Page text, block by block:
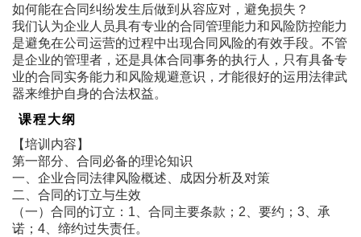
如何能在合同纠纷发生后做到从容应对，避免损失？
我们认为企业人员具有专业的合同管理能力和风险防控能力
是避免在公司运营的过程中出现合同风险的有效手段。不管
是企业的管理者，还是具体合同事务的执行人，只有具备专
业的合同实务能力和风险规避意识，才能很好的运用法律武
器来维护自身的合法权益。
课程大纲
【培训内容】
第一部分、合同必备的理论知识
一、企业合同法律风险概述、成因分析及对策
二、合同的订立与生效
（一）合同的订立：1、合同主要条款；2、要约；3、承
诺；4、缔约过失责任。